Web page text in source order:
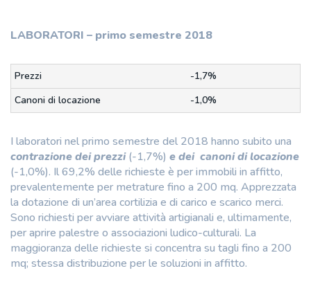
LABORATORI – primo semestre 2018
Prezzi
-1,7%
Canoni di locazione
-1,0%
I laboratori nel primo semestre del 2018 hanno subito una
contrazione dei prezzi(-1,7%) e dei canoni di locazione
(-1,0%). Il 69,2% delle richieste è per immobili in affitto,
prevalentemente per metrature fino a 200 mq. Apprezzata
la dotazione di un’area cortilizia e di carico e scarico merci.
Sono richiesti per avviare attività artigianali e, ultimamente,
per aprire palestre o associazioni ludico-culturali. La
maggioranza delle richieste si concentra su tagli fino a 200
mq; stessa distribuzione per le soluzioni in affitto.